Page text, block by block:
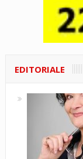
EDITORIALE